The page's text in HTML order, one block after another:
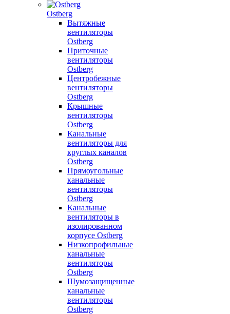
Ostberg
Вытяжные
вентиляторы
Ostberg
Приточные
вентиляторы
Ostberg
Центробежные
вентиляторы
Ostberg
Крышные
вентиляторы
Ostberg
Канальные
вентиляторы для
круглых каналов
Ostberg
Прямоугольные
канальные
вентиляторы
Ostberg
Канальные
вентиляторы в
изолированном
корпусе Ostberg
Низкопрофильные
канальные
вентиляторы
Ostberg
Шумозащищенные
канальные
вентиляторы
Ostberg